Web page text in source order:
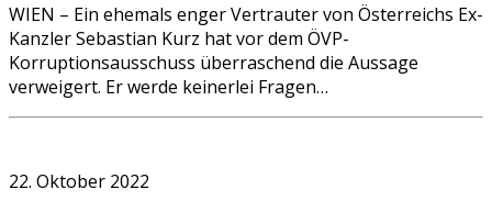
WIEN – Ein ehemals enger Vertrauter von Österreichs Ex-
Kanzler Sebastian Kurz hat vor dem ÖVP-
Korruptionsausschuss überraschend die Aussage
verweigert. Er werde keinerlei Fragen…
22. Oktober 2022